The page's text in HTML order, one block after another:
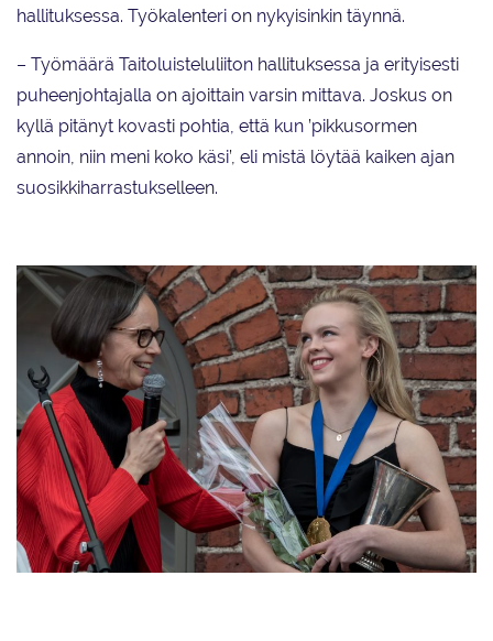
hallituksessa. Työkalenteri on nykyisinkin täynnä.
– Työmäärä Taitoluisteluliiton hallituksessa ja erityisesti
puheenjohtajalla on ajoittain varsin mittava. Joskus on
kyllä pitänyt kovasti pohtia, että kun ’pikkusormen
annoin, niin meni koko käsi’, eli mistä löytää kaiken ajan
suosikkiharrastukselleen.